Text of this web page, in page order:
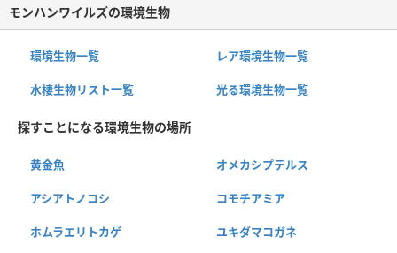
モンハンワイルズの環境生物
環境生物一覧 レア環境生物一覧
水棲生物リスト一覧 光る環境生物一覧
探すことになる環境生物の場所
黄金魚 オメカシプテルス
アシアトノコシ コモチアミア
ホムラエリトカゲ ユキダマコガネ